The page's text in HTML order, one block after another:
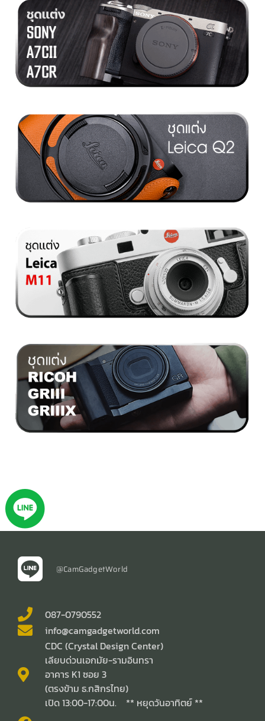
@CamGadgetWorld
087-0790552
info@camgadgetworld.com
CDC (Crystal Design Center)
เลียบด่วนเอกมัย-รามอินทรา
อาคาร K1 ซอย 3
(ตรงข้าม ธ.กสิกรไทย)
เปิด 13:00-17:00น. ** หยุดวันอาทิตย์ **